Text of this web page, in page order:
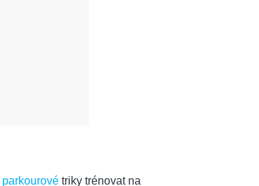
parkourové triky trénovat na